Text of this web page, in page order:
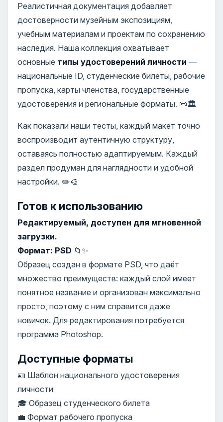
Реалистичная документация добавляет
достоверности музейным экспозициям,
учебным материалам и проектам по сохранению
наследия. Наша коллекция охватывает
основные типы удостоверений личности —
национальные ID, студенческие билеты, рабочие
пропуска, карты членства, государственные
удостоверения и региональные форматы. 📜🏛️
Как показали наши тесты, каждый макет точно
воспроизводит аутентичную структуру,
оставаясь полностью адаптируемым. Каждый
раздел продуман для наглядности и удобной
настройки. ✏️🎨
Готов к использованию
Редактируемый, доступен для мгновенной
загрузки.
Формат: PSD 📁✨
Образец создан в формате PSD, что даёт
множество преимуществ: каждый слой имеет
понятное название и организован максимально
просто, поэтому с ним справится даже
новичок. Для редактирования потребуется
программа Photoshop.
Доступные форматы
🪪 Шаблон национального удостоверения
личности
🎓 Образец студенческого билета
💼 Формат рабочего пропуска